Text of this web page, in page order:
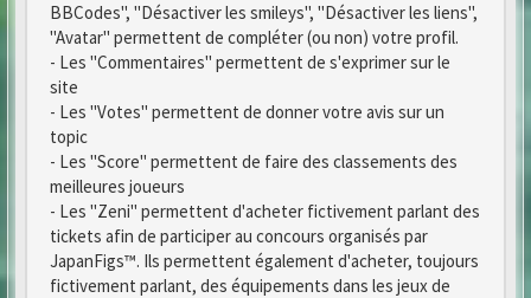
BBCodes", "Désactiver les smileys", "Désactiver les liens",
"Avatar" permettent de compléter (ou non) votre profil.
- Les "Commentaires" permettent de s'exprimer sur le
site
- Les "Votes" permettent de donner votre avis sur un
topic
- Les "Score" permettent de faire des classements des
meilleures joueurs
- Les "Zeni" permettent d'acheter fictivement parlant des
tickets afin de participer au concours organisés par
JapanFigs™. Ils permettent également d'acheter, toujours
fictivement parlant, des équipements dans les jeux de